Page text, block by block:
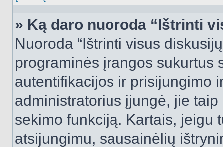
» Ką daro nuoroda “Ištrinti
Nuoroda “Ištrinti visus
programinės įrangos sukurtus
autentifikacijos ir prisijungimo
administratorius įjungė, jie
sekimo funkciją. Kartais, jeigu
atsijungimu, sausainėlių